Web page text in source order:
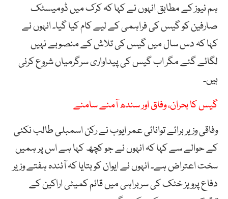
ہم نیوز کے مطابق انہوں نے کہا کہ کرک میں ڈومیسٹک
صارفین کو گیس کی فراہمی کے لیے کام کیا گیا۔ انہوں نے
کہا کہ دس سال میں گیس کی تلاش کے منصوبے نہیں
لگائے گئے مگر اب گیس کی پیداواری سرگرمیاں شروع کرنی
ہیں۔
گیس کا بحران، وفاق اور سندھ آمنے سامنے
وفاقی وزیر برائے توانائی عمر ایوب نے رکن اسمبلی طالب نکئی
کے حوالے سے کہا کہ انہوں نے جو کچھ کہا ہے اس پر ہمیں
سخت اعتراض ہے۔ انہوں نے ایوان کو بتایا کہ آئندہ ہفتے وزیر
دفاع پرویز خٹک کی سربراہی میں قائم کمیٹی اراکین کے